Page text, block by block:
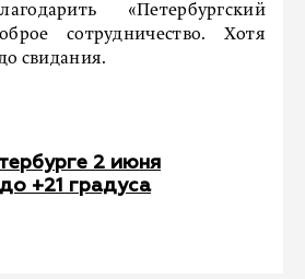
«Петербургский
сотрудничество. Хотя
свидания.
2 июня
+21 градуса